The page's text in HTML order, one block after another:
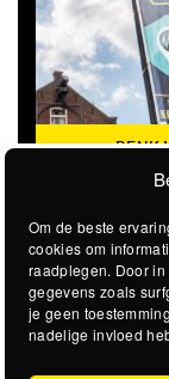
Om de beste
cookies om
raadplegen. Door
gegevens zoals
je geen
nadelige invloed
DENK